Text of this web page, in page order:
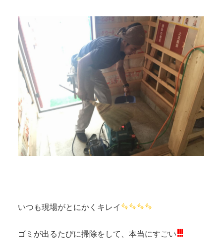
いつも現場がとにかくキレイ
ゴミが出るたびに掃除をして、本当にすごい